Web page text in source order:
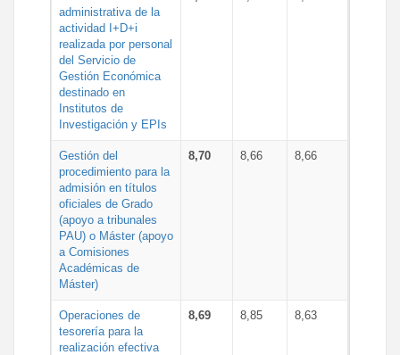
administrativa de la
actividad I+D+i
realizada por personal
del Servicio de
Gestión Económica
destinado en
Institutos de
Investigación y EPIs
Gestión del
procedimiento para la
admisión en títulos
oficiales de Grado
(apoyo a tribunales
PAU) o Máster (apoyo
a Comisiones
Académicas de
Máster)
8,70 8,66 8,66
Operaciones de
tesorería para la
realización efectiva
8,69 8,85 8,63